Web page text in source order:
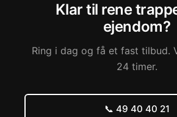
Klar til rene
ejendom?
Ring i dag og få et fast tilbud.
24 timer.
📞 49 40 40 21